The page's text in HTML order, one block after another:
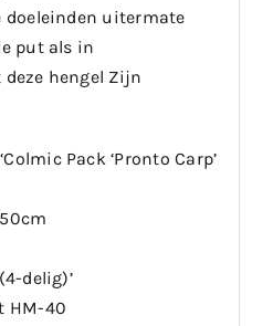
doeleinden uitermate
put als in
hengel Zijn
Pack ‘Pronto Carp’
delig)’
HM-40